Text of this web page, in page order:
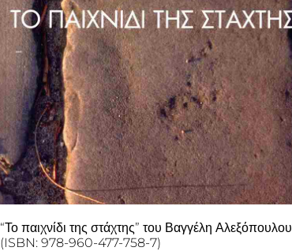
“Το παιχνίδι της στάχτης” του Βαγγέλη Αλεξόπουλου
(ISBN: 978-960-477-758-7)